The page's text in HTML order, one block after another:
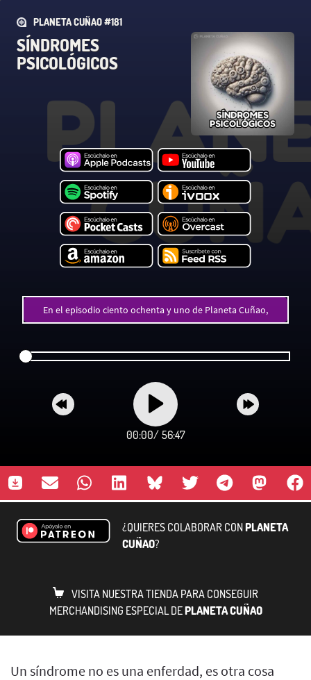
PLANETA CUÑAO #181
SÍNDROMES
PSICOLÓGICOS
En el episodio ciento ochenta y uno de Planeta Cuñao,
00:00/ 56:47
¿QUIERES COLABORAR CONPLANETA
CUÑAO?
VISITA NUESTRA TIENDA PARA CONSEGUIR
MERCHANDISING ESPECIAL DEPLANETA CUÑAO
Un síndrome no es una enferdad, es otra cosa